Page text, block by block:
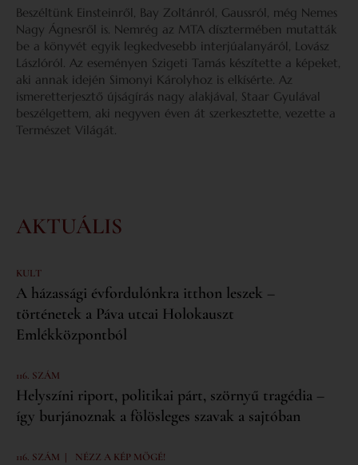
Beszéltünk Einsteinről, Bay Zoltánról, Gaussról, még Nemes
Nagy Ágnesről is. Nemrég az MTA dísztermében mutatták
be a könyvét egyik legkedvesebb interjúalanyáról, Lovász
Lászlóról. Az eseményen Szigeti Tamás készítette a képeket,
aki annak idején Simonyi Károlyhoz is elkísérte. Az
ismeretterjesztő újságírás nagy alakjával, Staar Gyulával
beszélgettem, aki negyven éven át szerkesztette, vezette a
Természet Világát.
AKTUÁLIS
KULT
A házassági évfordulónkra itthon leszek –
történetek a Páva utcai Holokauszt
Emlékközpontból
116. SZÁM
Helyszíni riport, politikai párt, szörnyű tragédia –
így burjánoznak a fölösleges szavak a sajtóban
116. SZÁM | NÉZZ A KÉP MÖGÉ!